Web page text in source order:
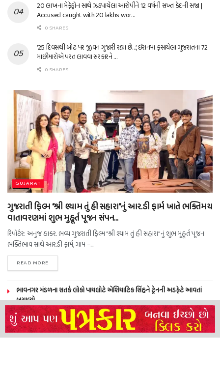
20 લાખના મેફેડ્રોન સાથે ઝડપાયેલા આરોપીને 12 વર્ષની સખ્ત કેદની સજા |
Accused caught with 20 lakhs wor…
0 SHARES
’25 દિવસથી બોટ પર જીવન ગુજારી રહ્યા છે…’, ઈરાનમાં ફસાયેલા ગુજરાતના 72
માછીમારોએ પરત લાવવા સરકારને …
0 SHARES
GUJARAT
ગુજરાતી ફિલ્મ “શ્રી શ્યામ તું હી સહારા”નું આર.ડી ફાર્મ ખાતે ભક્તિમય
વાતાવરણમાં શુભ મુહૂર્ત પૂજન સંપન…
રિપોર્ટર: અનુજ ઠાકર. ભવ્ય ગુજરાતી ફિલ્મ “શ્રી શ્યામ તું હી સહારા”નું શુભ મુહૂર્ત પૂજન
ભક્તિભાવ સાથે આર.ડી ફાર્મ, ગામ –...
READ MORE
ભાવનગર મંડળના સતર્ક લોકો પાયલોટે એશિયાટિક સિંહને ટ્રેનની અડફેટે આવતાં
બચાવ્યો
NEERAJ TIWARI’S ACTION FRANCHISE ROLLS WITH TIGER SHROFF,
REMO D’SOUZA AND A POWER-PACKED ENSEMBLE
ધારી પત્રકાર સંઘ – અમરેલી બ્રોડગેજ કમેટી દ્વારા જીલ્લા કલેકટર ને આવેદનપત્ર